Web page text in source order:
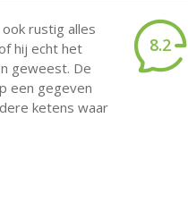
rustig alles
hij echt het
geweest. De
een gegeven
ketens waar
8.2